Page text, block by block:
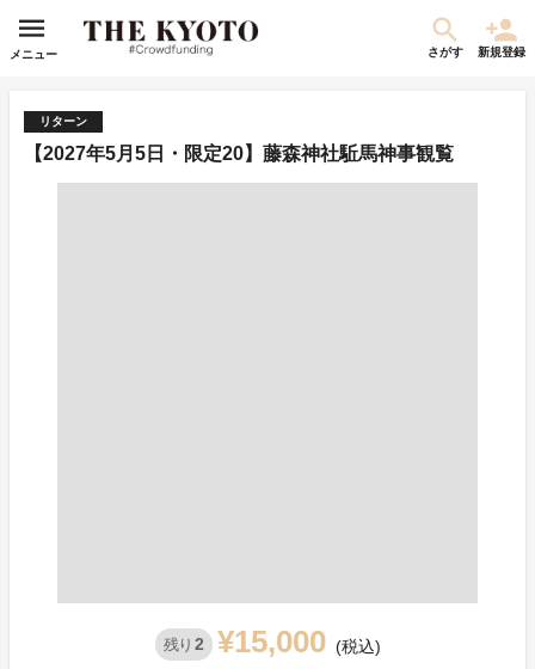
メニュー さがす 新規登録
リターン
【2027年5月5日・限定20】藤森神社駈馬神事観覧
残り 2 ¥15,000 (税込)